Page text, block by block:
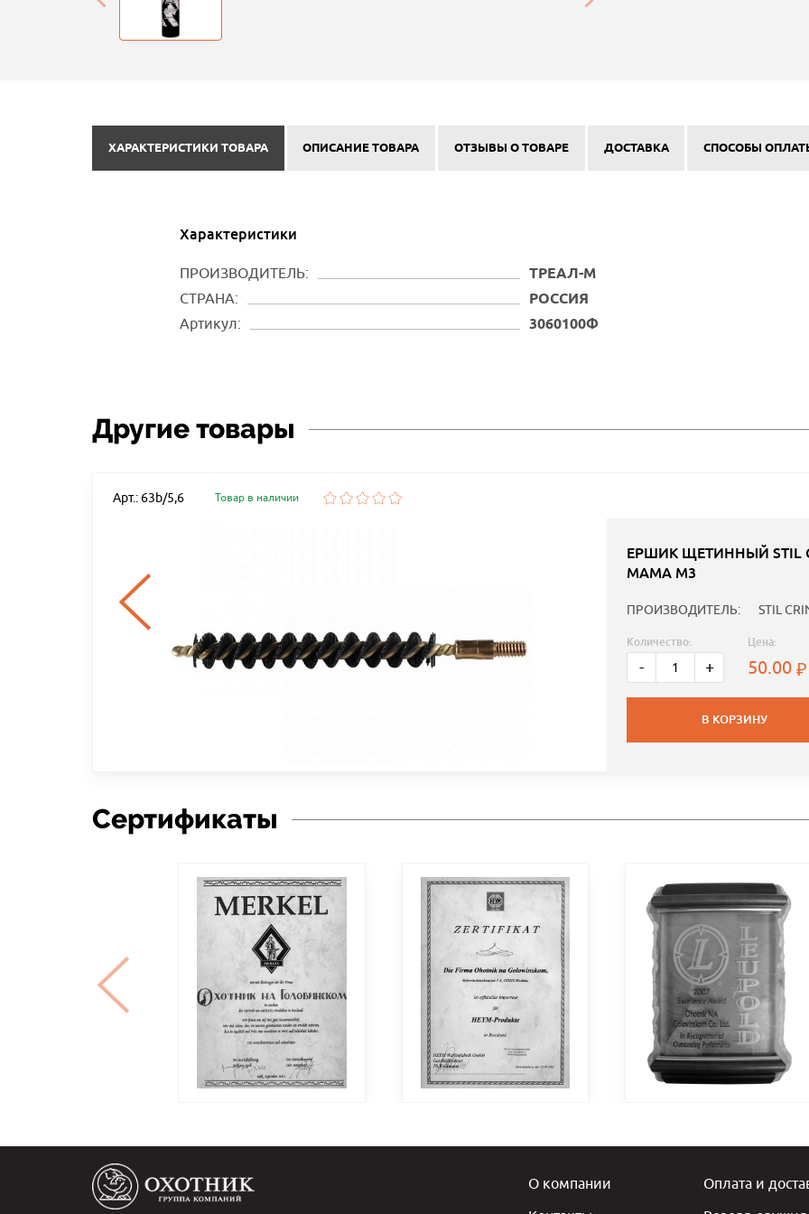
ХАРАКТЕРИСТИКИ ТОВАРА ОПИСАНИЕ ТОВАРА ОТЗЫВЫ О ТОВАРЕ ДОСТАВКА СПОСОБЫ
Характеристики
ПРОИЗВОДИТЕЛЬ: ТРЕАЛ-М
СТРАНА: РОССИЯ
Артикул: 3060100Ф
Другие товары
Арт.: 63b/5,6 Товар в наличии
ЕРШИК ЩЕТИННЫЙ STIL
МАМА M3
ПРОИЗВОДИТЕЛЬ: STIL
Количество:
- +
Цена:
50.00
В КОРЗИНУ
Сертификаты
О компании
Оплата и